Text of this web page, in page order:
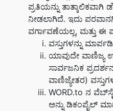
ಪ್ರತಿಯನ್ನು
ನೀಡಲಾಗಿದೆ. ಇದು
ವರ್ಗಾವಣೆಯಲ್ಲ, ಮತ್ತು ಈ
ವಸ್ತುಗಳನ್ನು
ಯಾವುದೇ ವಾಣಿಜ್ಯ
ಸಾರ್ವಜನಿಕ
ವಾಣಿಜ್ಯೇತರ)
WORD.to ನ
ಅನ್ನು ಡಿಕಂಪೈಲ್